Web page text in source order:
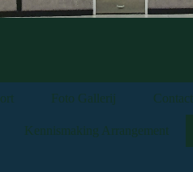
Foto Gallerij Contact
Kennismaking Arrangement